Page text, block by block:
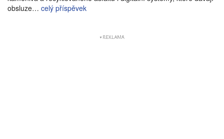
obsluze… celý příspěvek